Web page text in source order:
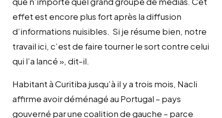
effet est encore plus fort après la diffusion
d’informations nuisibles. Si je résume bien, notre
travail ici, c’est de faire tourner le sort contre celui
qui l’a lancé », dit-il.
Habitant à Curitiba jusqu’à il y a trois mois, Nacli
affirme avoir déménagé au Portugal – pays
gouverné par une coalition de gauche – parce